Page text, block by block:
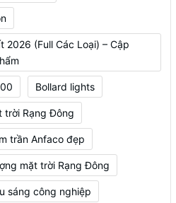
2026 (Full Các Loại) – Cập
Bollard lights
trời Rạng Đông
trần Anfaco đẹp
mặt trời Rạng Đông
sáng công nghiệp